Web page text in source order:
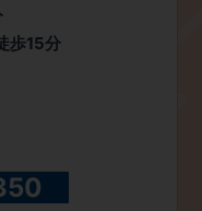
歩15分